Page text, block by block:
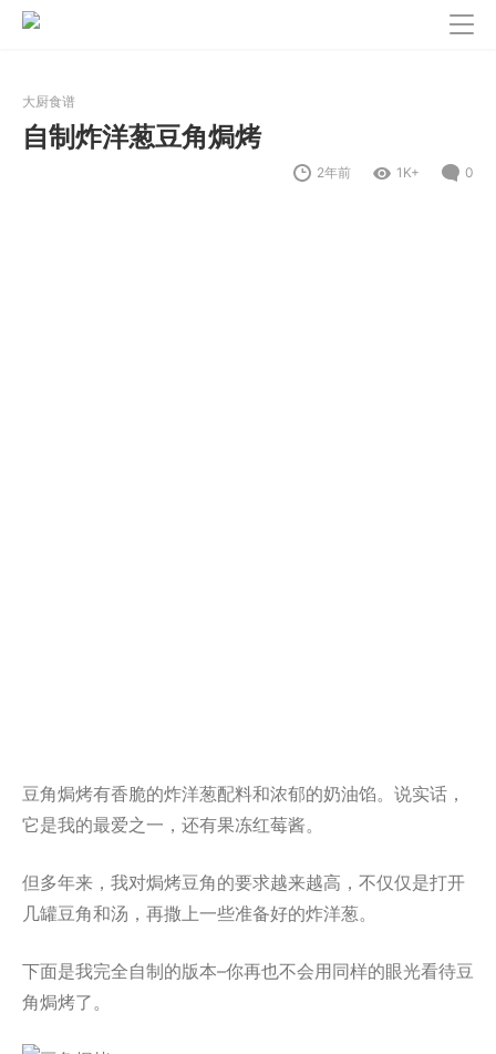
大厨食谱
自制炸洋葱豆角焗烤
2年前 1K+ 0
豆角焗烤有香脆的炸洋葱配料和浓郁的奶油馅。说实话，
它是我的最爱之一，还有果冻红莓酱。
但多年来，我对焗烤豆角的要求越来越高，不仅仅是打开
几罐豆角和汤，再撒上一些准备好的炸洋葱。
下面是我完全自制的版本–你再也不会用同样的眼光看待豆
角焗烤了。